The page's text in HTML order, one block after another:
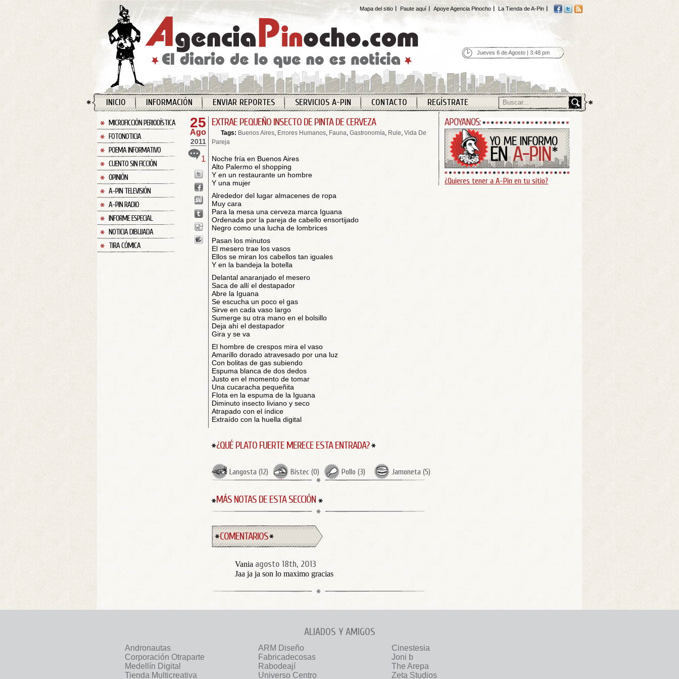
Mapa del sitio Paute aquí Apoye Agencia Pinocho La Tienda de A-Pin
Jueves 6 de Agosto | 3:48 pm
INICIO INFORMACIÓN ENVIAR REPORTES SERVICIOS A-PIN CONTACTO REGÍSTRATE
MICROFICCIÓN PERIODÍSTICA
FOTONOTICIA
POEMA INFORMATIVO
CUENTO SIN FICCIÓN
OPINIÓN
A-PIN TELEVISIÓN
A-PIN RADIO
INFORME ESPECIAL
NOTICIA DIBUJADA
TIRA CÓMICA
25
Ago
2011
1
EXTRAE PEQUEÑO INSECTO DE PINTA DE CERVEZA
Tags: Buenos Aires, Errores Humanos, Fauna, Gastronomía, Rule, Vida De
Pareja
Noche fría en Buenos Aires
Alto Palermo el shopping
Y en un restaurante un hombre
Y una mujer
Alrededor del lugar almacenes de ropa
Muy cara
Para la mesa una cerveza marca Iguana
Ordenada por la pareja de cabello ensortijado
Negro como una lucha de lombrices
Pasan los minutos
El mesero trae los vasos
Ellos se miran los cabellos tan iguales
Y en la bandeja la botella
Delantal anaranjado el mesero
Saca de allí el destapador
Abre la Iguana
Se escucha un poco el gas
Sirve en cada vaso largo
Sumerge su otra mano en el bolsillo
Deja ahí el destapador
Gira y se va
El hombre de crespos mira el vaso
Amarillo dorado atravesado por una luz
Con bolitas de gas subiendo
Espuma blanca de dos dedos
Justo en el momento de tomar
Una cucaracha pequeñita
Flota en la espuma de la Iguana
Diminuto insecto liviano y seco
Atrapado con el índice
Extraído con la huella digital
¿QUÉ PLATO FUERTE MERECE ESTA ENTRADA?
Langosta (12) Bistec (0) Pollo (3) Jamoneta (5)
MÁS NOTAS DE ESTA SECCIÓN
COMENTARIOS
Vania agosto 18th, 2013
Jaa ja ja son lo maximo gracias
¿Quieres tener a A-Pin en tu sitio?
ALIADOS Y AMIGOS
Andronautas ARM Diseño
Cinestesia
Corporación Otraparte
Fabricadecosas
Joni b
Medellín Digital
Rabodeají
The Arepa
Tienda Multicreativa
Universo Centro Zeta Studios